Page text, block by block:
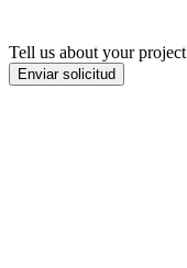
Tell us about your project
Enviar solicitud